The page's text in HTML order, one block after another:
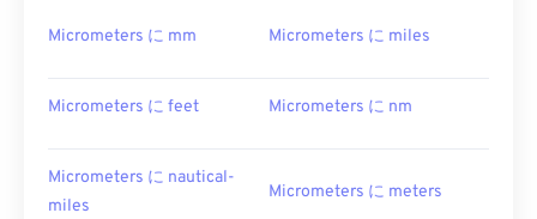
Micrometers に mm Micrometers に miles
Micrometers に feet Micrometers に nm
Micrometers に nautical-
miles
Micrometers に meters